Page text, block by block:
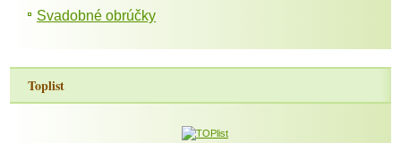
Svadobné obrúčky
Toplist